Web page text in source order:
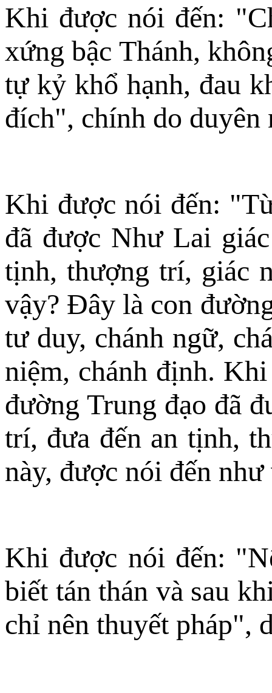
Khi được nói đến:
xứng bậc Thánh,
tự kỷ khổ hạnh, đau
đích", chính do duyên
Khi được nói đến:
đã được Như Lai
tịnh, thượng trí, giác
vậy? Ðây là con
tư duy, chánh ngữ,
niệm, chánh định.
đường Trung đạo đã
trí, đưa đến an tịnh,
này, được nói đến như
Khi được nói đến:
biết tán thán và sau
chỉ nên thuyết pháp",